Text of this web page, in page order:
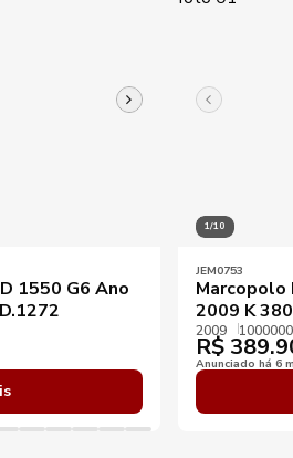
1550 G6 Ano
1/10
JEM0753
Marcopolo
2009 K
2009
R$
Anunciado há 6